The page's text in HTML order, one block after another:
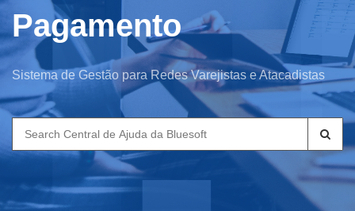
Pagamento
Sistema de Gestão para Redes Varejistas e Atacadistas
Search
for: